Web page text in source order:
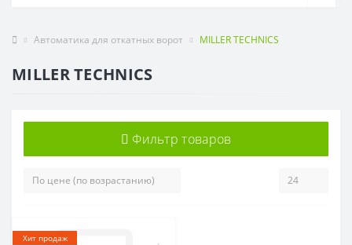
Автоматика для откатных ворот MILLER TECHNICS
MILLER TECHNICS
Фильтр товаров
Хит продаж